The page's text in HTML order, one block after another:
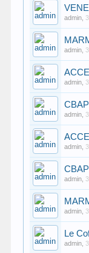
admin
admin
admin
admin
admin
admin
admin
Le
admin